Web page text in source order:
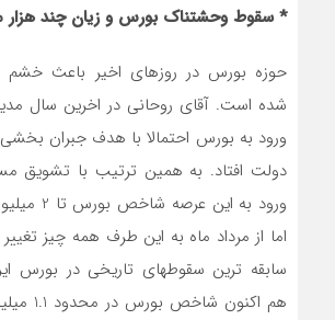
* سقوط وحشتناک بورس و زیان چند هزار
حوزه بورس در روزهای اخیر باعث خشم
شده است. آقای روحانی در اخرین سال
ورود به بورس احتمالا با هدف جبران
دولت افتاد. به همین ترتیب با تشویق
ورود به
اما از مرداد ماه به این طرف همه چیز
سابقه ترین سقوطهای تاریخی در بورس
هم